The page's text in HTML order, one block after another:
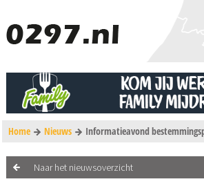
Home Nieuws Informatieavond
Naar het nieuwsoverzicht